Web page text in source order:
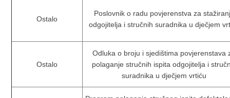
Ostalo
Poslovnik o radu povjerenstva za
odgojitelja i stručnih suradnika u dječjem
Ostalo
Odluka o broju i sjedištima povjerenstava
polaganje stručnih ispita odgojitelja i
suradnika u dječjem vrtiću